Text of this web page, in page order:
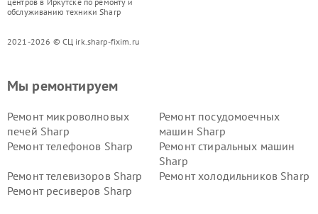
обслуживанию техники Sharp
2021-2026 © СЦ irk.sharp-fixim.ru
Мы ремонтируем
Ремонт микроволновых
печей Sharp
Ремонт посудомоечных
машин Sharp
Ремонт телефонов Sharp
Ремонт стиральных машин
Sharp
Ремонт телевизоров Sharp
Ремонт холодильников Sharp
Ремонт ресиверов Sharp